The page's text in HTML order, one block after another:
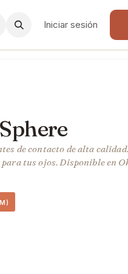
Iniciar sesión
de contacto de alta
tus ojos. Disponible en